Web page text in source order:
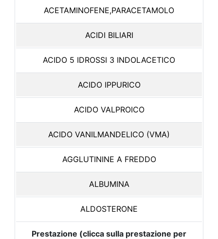
ACETAMINOFENE,PARACETAMOLO
ACIDI BILIARI
ACIDO 5 IDROSSI 3 INDOLACETICO
ACIDO IPPURICO
ACIDO VALPROICO
ACIDO VANILMANDELICO (VMA)
AGGLUTININE A FREDDO
ALBUMINA
ALDOSTERONE
Prestazione (clicca sulla prestazione per